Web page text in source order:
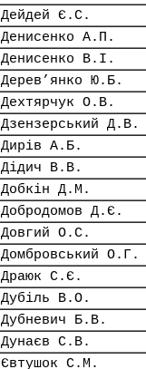
Дейдей Є.С.
Денисенко А.П.
Денисенко В.І.
Дерев’янко Ю.Б.
Дехтярчук О.В.
Дзензерський Д.В.
Дирів А.Б.
Дідич В.В.
Добкін Д.М.
Добродомов Д.Є.
Довгий О.С.
Домбровський О.Г.
Драюк С.Є.
Дубіль В.О.
Дубневич Б.В.
Дунаєв С.В.
Євтушок С.М.